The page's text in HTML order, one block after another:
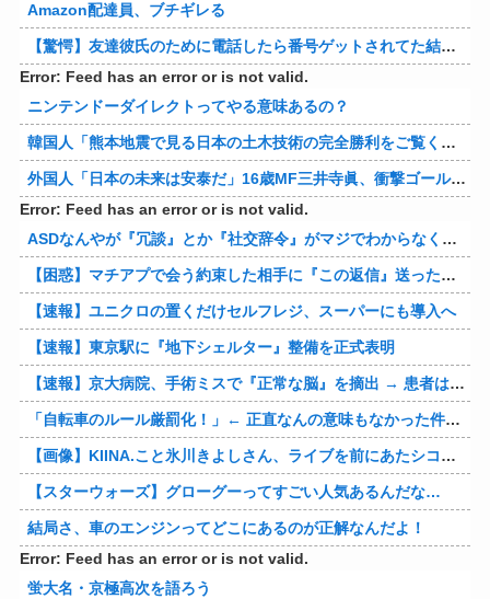
Amazon配達員、ブチギレる
【驚愕】友達彼氏のために電話したら番号ゲットされてた結果ｗｗｗｗ 他
Error: Feed has an error or is not valid.
ニンテンドーダイレクトってやる意味あるの？
韓国人「熊本地震で見る日本の土木技術の完全勝利をご覧ください」→「これはすごいわ」「こういうのを見ると日本人は何か適当に作る感じがしない・・・」「あれがまさに経験値である」
外国人「日本の未来は安泰だ」16歳MF三井寺眞、衝撃ゴール！久保建英超え歴代2位の記録！3得点に絡む活躍で海外絶賛！【海外の反応】
Error: Feed has an error or is not valid.
ASDなんやが『冗談』とか『社交辞令』がマジでわからなくて怖い
【困惑】マチアプで会う約束した相手に『この返信』送ったらブロックされたんやが…
【速報】ユニクロの置くだけセルフレジ、スーパーにも導入へ
【速報】東京駅に『地下シェルター』整備を正式表明
【速報】京大病院、手術ミスで『正常な脳』を摘出 → 患者は自発呼吸不可能な植物状態に
「自転車のルール厳罰化！」← 正直なんの意味もなかった件www
【画像】KIINA.こと氷川きよしさん、ライブを前にあたシコ欲全開www
【スターウォーズ】グローグーってすごい人気あるんだな…
結局さ、車のエンジンってどこにあるのが正解なんだよ！
Error: Feed has an error or is not valid.
蛍大名・京極高次を語ろう